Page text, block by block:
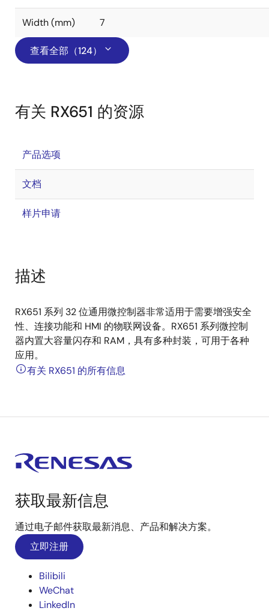
Width (mm) 7
查看全部（124）
有关 RX651 的资源
产品选项
文档
样片申请
描述
RX651 系列 32 位通用微控制器非常适用于需要增强安全
性、连接功能和 HMI 的物联网设备。RX651 系列微控制
器内置大容量闪存和 RAM，具有多种封装，可用于各种
应用。
有关 RX651 的所有信息
获取最新信息
通过电子邮件获取最新消息、产品和解决方案。
立即注册
Bilibili
WeChat
LinkedIn